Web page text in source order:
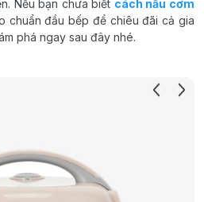
Nếu bạn chưa biết cách nấu cơm
chuẩn đầu bếp để chiêu đãi cả gia
phá ngay sau đây nhé.